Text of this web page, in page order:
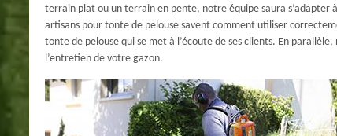
terrain plat ou un terrain en pente, notre équipe saura s’adapter
artisans pour tonte de pelouse savent comment utiliser
tonte de pelouse qui se met à l’écoute de ses clients. En
l’entretien de votre gazon.